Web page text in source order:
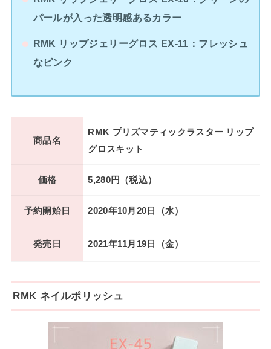
パールが入った透明感あるカラー
RMK リップジェリーグロス EX-11：フレッシュ
なピンク
商品名
RMK プリズマティックラスター リップ
グロスキット
価格 5,280円（税込）
予約開始日 2020年10月20日（水）
発売日 2021年11月19日（金）
RMK ネイルポリッシュ